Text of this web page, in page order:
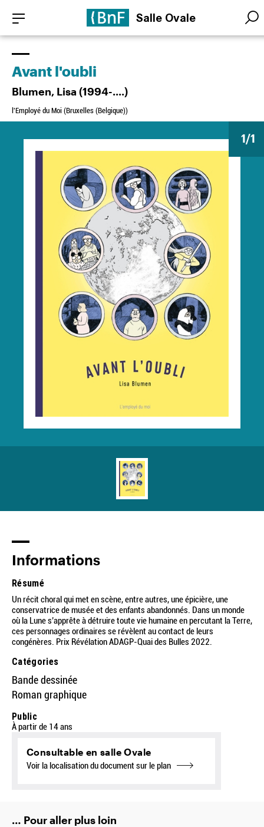
contenu
principal
Salle Ovale
1/1
Avant l'oubli
Blumen, Lisa (1994-....)
l'Employé du Moi (Bruxelles (Belgique))
Informations
Résumé
Un récit choral qui met en scène, entre autres, une épicière, une
conservatrice de musée et des enfants abandonnés. Dans un monde
où la Lune s’apprête à détruire toute vie humaine en percutant la Terre,
ces personnages ordinaires se révèlent au contact de leurs
congénères. Prix Révélation ADAGP-Quai des Bulles 2022.
Catégories
Bande dessinée
Roman graphique
Public
À partir de 14 ans
Consultable en salle Ovale
Voir la localisation du document sur le plan
… Pour aller plus loin
Panneau de gestion des cookies